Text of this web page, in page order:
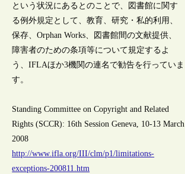
という状況にあるとのことで、図書館に関す
る例外規定として、教育、研究・私的利用、
保存、Orphan Works、図書館間の文献提供、
障害者のための条項等について規定するよ
う、IFLAほか3機関の連名で勧告を行っていま
す。
Standing Committee on Copyright and Related
Rights (SCCR): 16th Session Geneva, 10-13 March
2008
http://www.ifla.org/III/clm/p1/limitations-
exceptions-200811.htm